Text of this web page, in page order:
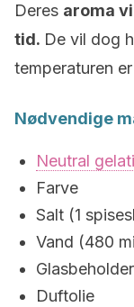
Deres aroma
tid. De vil dog
temperaturen
Nødvendige
Neutral
Farve
Salt (1
Vand (480
Duftolie